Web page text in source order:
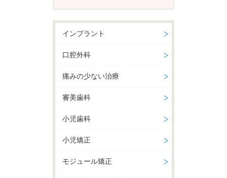
インプラント
口腔外科
痛みの少ない治療
審美歯科
小児歯科
小児矯正
モジュール矯正